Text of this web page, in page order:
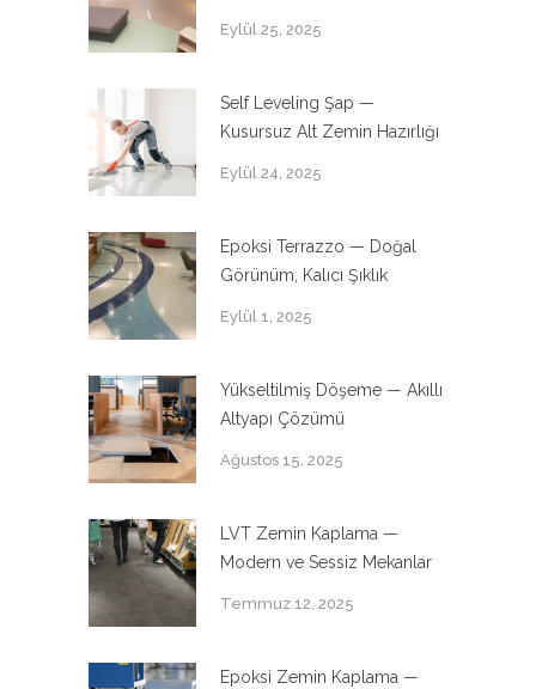
Eylül 25, 2025
Self Leveling Şap —
Kusursuz Alt Zemin Hazırlığı
Eylül 24, 2025
Epoksi Terrazzo — Doğal
Görünüm, Kalıcı Şıklık
Eylül 1, 2025
Yükseltilmiş Döşeme — Akıllı
Altyapı Çözümü
Ağustos 15, 2025
LVT Zemin Kaplama —
Modern ve Sessiz Mekanlar
Temmuz 12, 2025
Epoksi Zemin Kaplama —